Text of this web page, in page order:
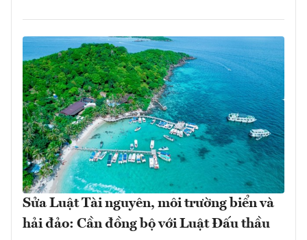
Sửa Luật Tài nguyên, môi trường biển và
hải đảo: Cần đồng bộ với Luật Đấu thầu